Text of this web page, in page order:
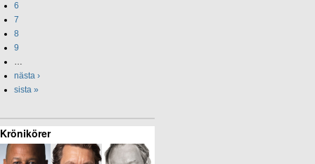
6
7
8
9
…
nästa ›
sista »
Krönikörer